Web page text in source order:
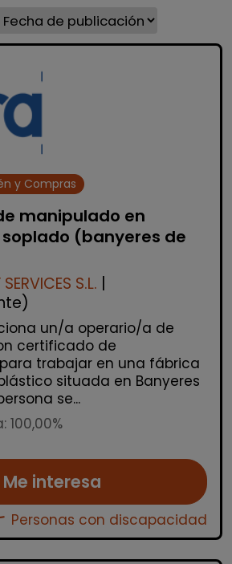
y Compras
manipulado en
(banyeres de
S.L.
un/a operario/a de
certificado de
trabajar en una fábrica
situada en Banyeres
se...
100,00%
Me interesa
Personas con discapacidad